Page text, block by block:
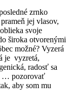
zrnko
jej vlasov,
svoje
široka otvorenými
možné? Vyzerá
je vyzretá,
radosť sa
… pozorovať
aby som mu